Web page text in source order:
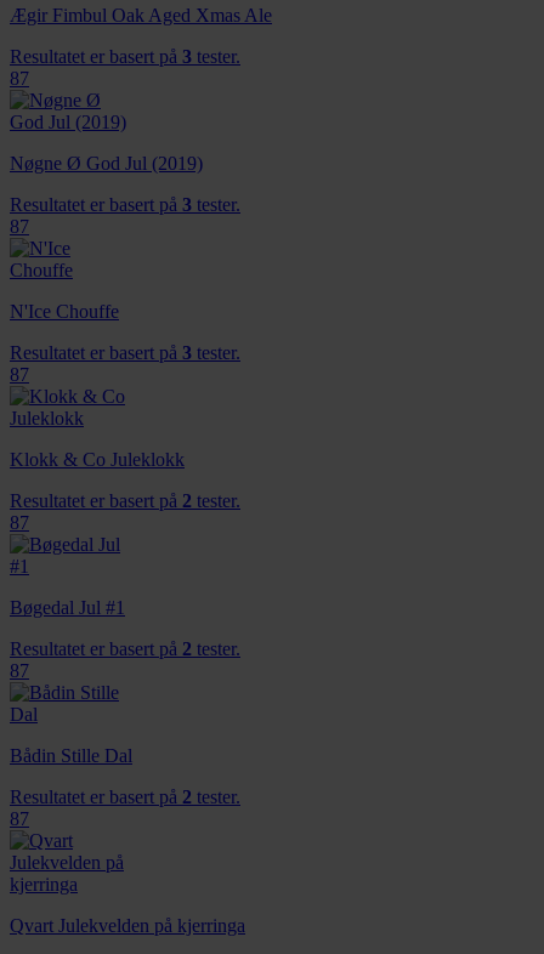
Ægir Fimbul Oak Aged Xmas Ale
Resultatet er basert på 3 tester.
87
Nøgne Ø God Jul (2019)
Resultatet er basert på 3 tester.
87
N'Ice Chouffe
Resultatet er basert på 3 tester.
87
Klokk & Co Juleklokk
Resultatet er basert på 2 tester.
87
Bøgedal Jul #1
Resultatet er basert på 2 tester.
87
Bådin Stille Dal
Resultatet er basert på 2 tester.
87
Qvart Julekvelden på kjerringa